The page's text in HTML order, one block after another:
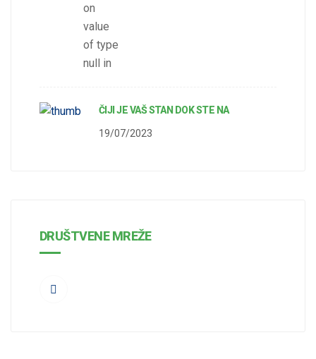
on
value
of type
null in
ČIJI JE VAŠ STAN DOK STE NA
19/07/2023
DRUŠTVENE MREŽE